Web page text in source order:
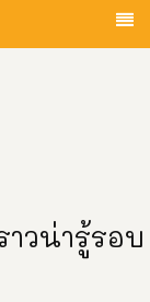
วน่ารู้รอบ